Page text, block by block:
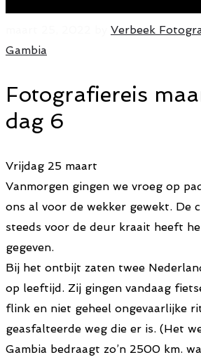
Verbeek
Gambia
Fotografiereis
dag 6
Vrijdag 25 maart
Vanmorgen gingen we vroeg op
ons al voor de wekker gewekt. De
steeds voor de deur kraait heeft
gegeven.
Bij het ontbijt zaten twee
op leeftijd. Zij gingen vandaag
flink en niet geheel ongevaarlijke
geasfalteerde weg die er is. (Het
Gambia bedraagt zo’n 2500 km.